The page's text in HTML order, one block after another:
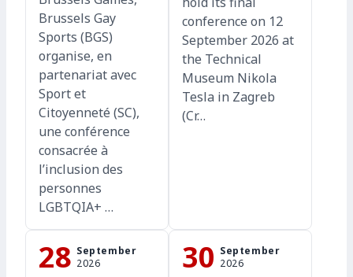
Brussels Gay
Sports (BGS)
organise, en
partenariat avec
Sport et
Citoyenneté (SC),
une conférence
consacrée à
l’inclusion des
personnes
LGBTQIA+ …
conference on 12
September 2026 at
the Technical
Museum Nikola
Tesla in Zagreb
(Cr…
28 September
2026
30 September
2026